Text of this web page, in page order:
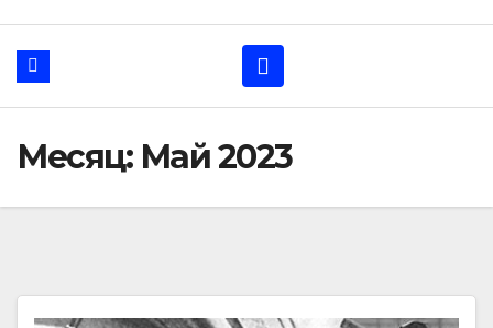
Месяц: Май 2023